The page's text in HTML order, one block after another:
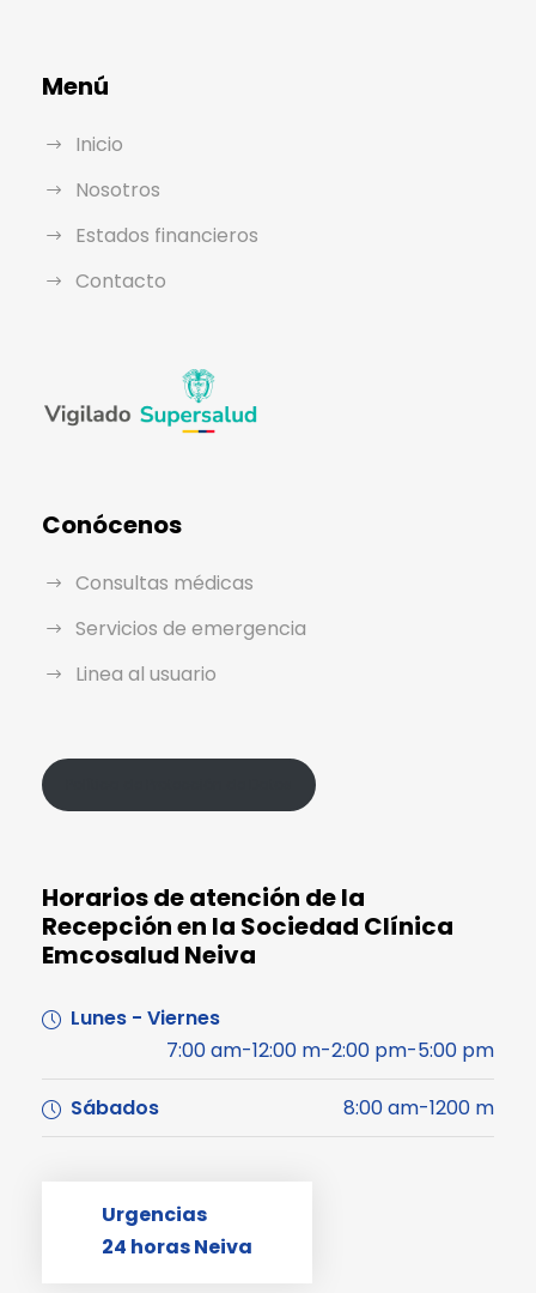
Menú
Inicio
Nosotros
Estados financieros
Contacto
Conócenos
Consultas médicas
Servicios de emergencia
Linea al usuario
Horarios de atención de la
Recepción en la Sociedad Clínica
Emcosalud Neiva
Lunes - Viernes
7:00 am-12:00 m-2:00 pm-5:00 pm
Sábados 8:00 am-1200 m
Urgencias
24 horas Neiva